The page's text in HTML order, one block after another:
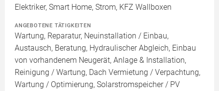
Elektriker, Smart Home, Strom, KFZ Wallboxen
ANGEBOTENE TÄTIGKEITEN
Wartung, Reparatur, Neuinstallation / Einbau,
Austausch, Beratung, Hydraulischer Abgleich, Einbau
von vorhandenem Neugerät, Anlage & Installation,
Reinigung / Wartung, Dach Vermietung / Verpachtung,
Wartung / Optimierung, Solarstromspeicher / PV